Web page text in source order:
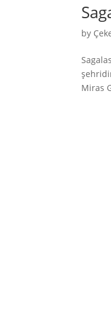
by
Miras